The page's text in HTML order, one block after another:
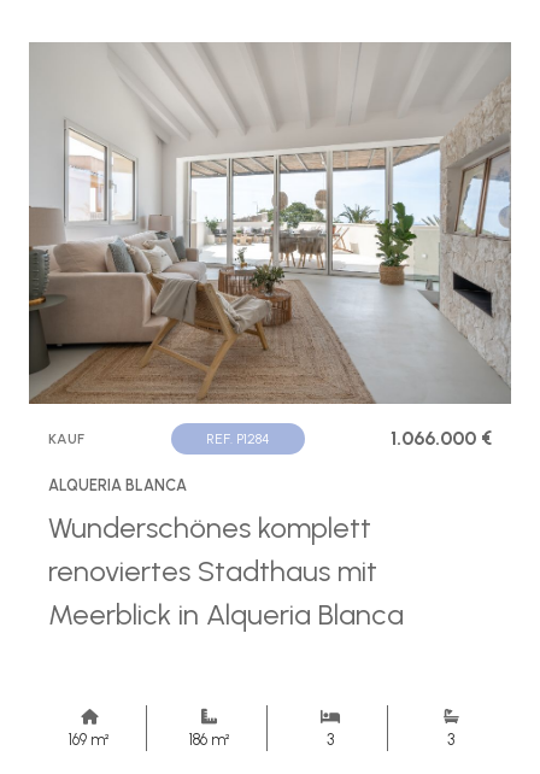
KAUF REF. P1284 1.066.000 €
ALQUERIA BLANCA
Wunderschönes komplett
renoviertes Stadthaus mit
Meerblick in Alqueria Blanca
169 m² 186 m² 3 3